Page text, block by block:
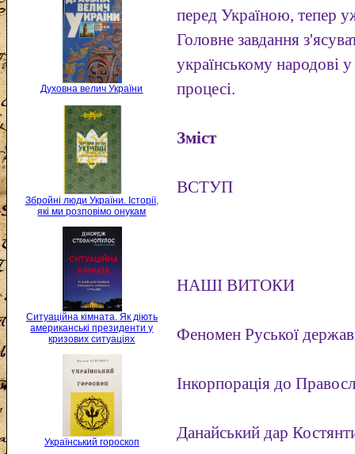
Духовна велич України
Збройні люди України. Історії,
які ми розповімо онукам
Ситуаційна кімната. Як діють
американські президенти у
кризових ситуаціях
Український гороскоп
перед Україною, тепер
Головне завдання
українському народові
процесі.
Зміст
ВСТУП
НАШІ ВИТОКИ
Феномен Руської
Інкорпорація до
Данайський дар